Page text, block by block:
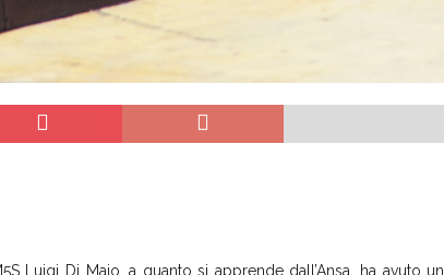
Luigi Di Maio, a quanto si apprende dall’Ansa, ha avuto un